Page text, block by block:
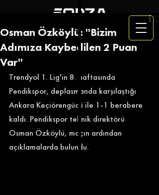
Osman Özköylü: ''Bizim
Adımıza Kaybedilen 2 Puan
Var''
Trendyol 1. Lig'in 8. haftasında
Pendikspor, deplasmanda karşılaştığı
Ankara Keçiörengücü ile 1-1 berabere
kaldı. Pendikspor teknik direktörü
Osman Özköylü, maçın ardından
açıklamalarda bulundu.